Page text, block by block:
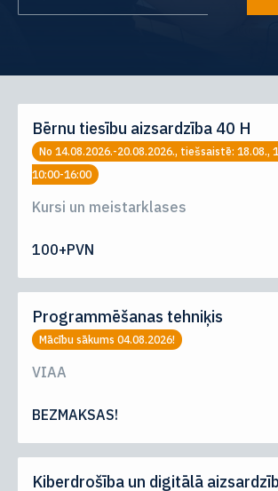
Bērnu tiesību aizsardzība 40 H
No 14.08.2026.-20.08.2026., tiešsaistē: 18.08.,
10:00-16:00
Kursi un meistarklases
100+PVN
Programmēšanas tehniķis
Mācību sākums 04.08.2026!
VIAA
BEZMAKSAS!
Kiberdrošība un digitālā